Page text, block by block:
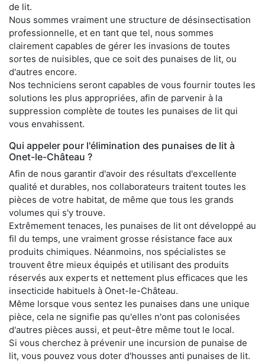
de lit.
Nous sommes vraiment une structure de désinsectisation
professionnelle, et en tant que tel, nous sommes
clairement capables de gérer les invasions de toutes
sortes de nuisibles, que ce soit des punaises de lit, ou
d'autres encore.
Nos techniciens seront capables de vous fournir toutes les
solutions les plus appropriées, afin de parvenir à la
suppression complète de toutes les punaises de lit qui
vous envahissent.
Qui appeler pour l'élimination des punaises de lit à
Onet-le-Château ?
Afin de nous garantir d'avoir des résultats d'excellente
qualité et durables, nos collaborateurs traitent toutes les
pièces de votre habitat, de même que tous les grands
volumes qui s'y trouve.
Extrêmement tenaces, les punaises de lit ont développé au
fil du temps, une vraiment grosse résistance face aux
produits chimiques. Néanmoins, nos spécialistes se
trouvent être mieux équipés et utilisant des produits
réservés aux experts et nettement plus efficaces que les
insecticide habituels à Onet-le-Château.
Même lorsque vous sentez les punaises dans une unique
pièce, cela ne signifie pas qu'elles n'ont pas colonisées
d'autres pièces aussi, et peut-être même tout le local.
Si vous cherchez à prévenir une incursion de punaise de
lit, vous pouvez vous doter d'housses anti punaises de lit.